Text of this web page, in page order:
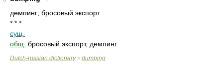
демпинг; бросовый экспорт
* * *
сущ.
общ. бросовый экспорт, демпинг
Dutch-russian dictionary> dumping